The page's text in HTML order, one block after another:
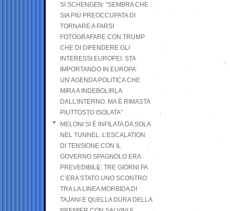
SI SCHENGEN: “SEMBRA CHE
SIA PIÙ PREOCCUPATA DI
TORNARE A FARSI
FOTOGRAFARE CON TRUMP
CHE DI DIFENDERE GLI
INTERESSI EUROPEI. STA
IMPORTANDO IN EUROPA
UN’AGENDA POLITICA CHE
MIRA A INDEBOLIRLA
DALL’INTERNO. MA È RIMASTA
PIUTTOSTO ISOLATA”
MELONI SI È INFILATA DA SOLA
NEL TUNNEL. L’ESCALATION
DI TENSIONE CON IL
GOVERNO SPAGNOLO ERA
PREVEDIBILE: TRE GIORNI FA
C’ERA STATO UNO SCONTRO
TRA LA LINEA MORBIDA DI
TAJANI E QUELLA DURA DELLA